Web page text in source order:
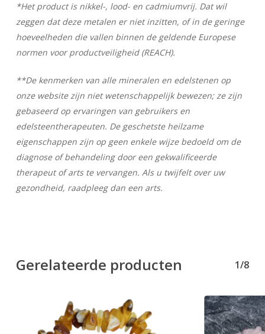
Geen producten in uw winkelwagen.
Go To Shop
*Het product is nikkel-, lood- en cadmiumvrij. Dat wil
zeggen dat deze metalen er niet inzitten, of in de geringe
hoeveelheden die vallen binnen de geldende Europese
normen voor productveiligheid (REACH).
**De kenmerken van alle mineralen en edelstenen op
onze website zijn niet wetenschappelijk bewezen; ze zijn
gebaseerd op ervaringen van gebruikers en
edelsteentherapeuten. De geschetste heilzame
eigenschappen zijn op geen enkele wijze bedoeld om de
diagnose of behandeling door een gekwalificeerde
therapeut of arts te vervangen. Als u twijfelt over uw
gezondheid, raadpleeg dan een arts.
Gerelateerde producten 1/8